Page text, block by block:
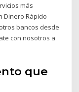
más
Dinero Rápido
bancos desde
con nosotros a
que